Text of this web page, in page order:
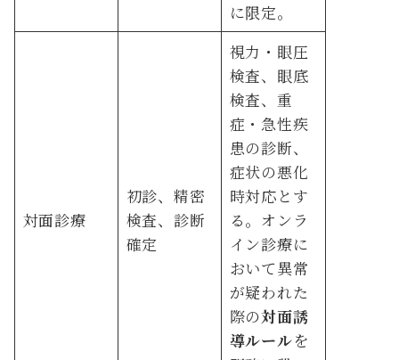
に限定。
対面診療
初診、精密
検査、診断
確定
視力・眼圧
検査、眼底
検査、重
症・急性疾
患の診断、
症状の悪化
時対応とす
る。オンラ
イン診療に
おいて異常
が疑われた
際の対面誘
導ルールを